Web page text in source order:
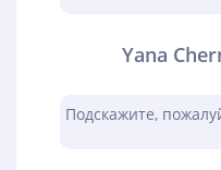
Yana
Подскажите,